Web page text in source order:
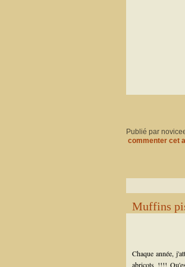
Publié par
commenter cet
Muffins
Chaque année,
abricots !!!!